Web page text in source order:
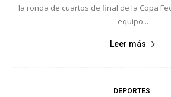
la ronda de cuartos de final de la Copa
equipo...
Leer más
DEPORTES